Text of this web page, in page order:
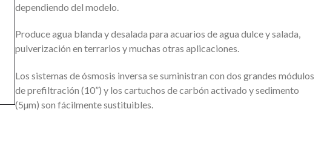
dependiendo del modelo.
Produce agua blanda y desalada para acuarios de agua dulce y salada,
pulverización en terrarios y muchas otras aplicaciones.
Los sistemas de ósmosis inversa se suministran con dos grandes módulos
de prefiltración (10”) y los cartuchos de carbón activado y sedimento
(5µm) son fácilmente sustituibles.